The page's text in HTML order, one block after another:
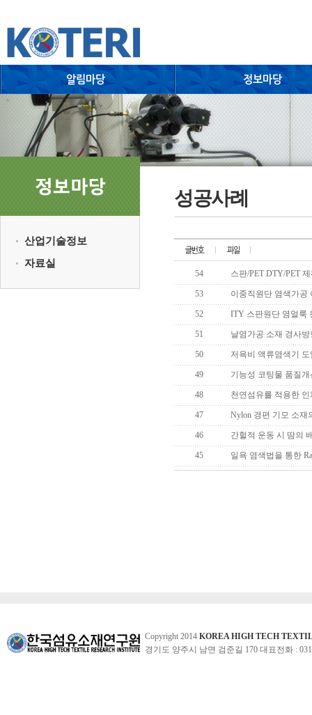
산업기술정보
자료실
성공사례
54 스판/PET DTY/PET
53 이중직원단 염색가공
52 ITY 스판원단 염얼룩
51 날염가공 소재 경사
50 저욕비 액류염색기
49 기능성 코팅물 품질
48 천연섬유를 적용한
47 Nylon 경편 기모 소재
46 간헐적 운동 시 땀의
45 일욕 염색법을 통한
Copyright 2014 KOREA HIGH TECH
경기도 양주시 남면 검준길 170 대표전화 :